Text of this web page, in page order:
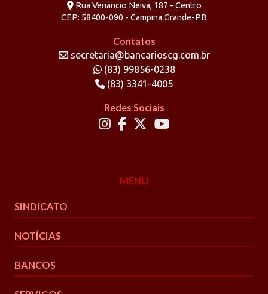
Rua Venâncio Neiva, 187 - Centro
CEP: 58400-090 - Campina Grande-PB
Contatos
secretaria@bancarioscg.com.br
(83) 99856-0238
(83) 3341-4005
Redes Sociais
MENU
SINDICATO
NOTÍCIAS
BANCOS